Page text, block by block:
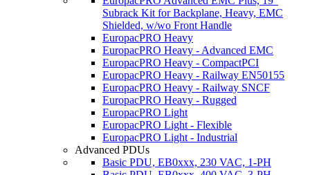
Subrack Kit for Backplane, Heavy, EMC
Shielded, w/wo Front Handle
EuropacPRO Heavy
EuropacPRO Heavy - Advanced EMC
EuropacPRO Heavy - CompactPCI
EuropacPRO Heavy - Railway EN50155
EuropacPRO Heavy - Railway SNCF
EuropacPRO Heavy - Rugged
EuropacPRO Light
EuropacPRO Light - Flexible
EuropacPRO Light - Industrial
Advanced PDUs
Basic PDU, EB0xxx, 230 VAC, 1-PH